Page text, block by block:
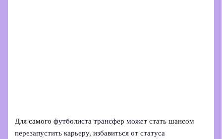
Для самого футболиста трансфер может стать шансом
перезапустить карьеру, избавиться от статуса